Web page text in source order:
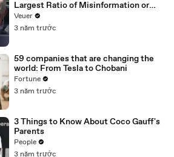
Largest Ratio of Misinformation or
Disinformation’ Amongst All Social
Media Platforms
Veuer
3 năm trước
59 companies that are changing the
world: From Tesla to Chobani
Fortune
3 năm trước
3 Things to Know About Coco Gauff's
Parents
People
3 năm trước